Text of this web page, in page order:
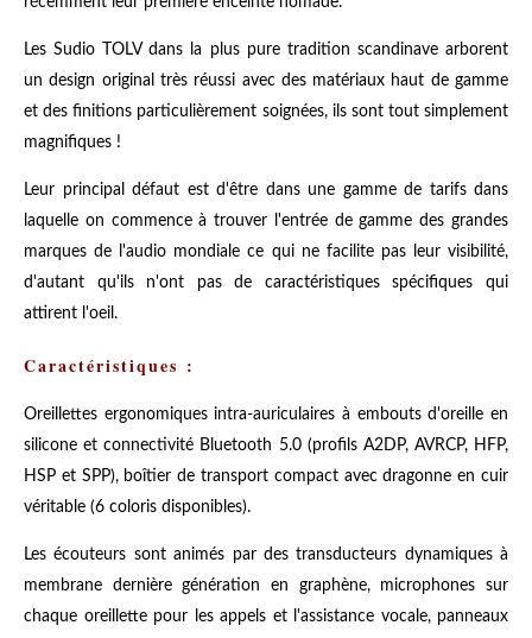
Les Sudio TOLV dans la plus pure tradition scandinave arborent
un design original très réussi avec des matériaux haut de gamme
et des finitions particulièrement soignées, ils sont tout simplement
magnifiques !
Leur principal défaut est d'être dans une gamme de tarifs dans
laquelle on commence à trouver l'entrée de gamme des grandes
marques de l'audio mondiale ce qui ne facilite pas leur visibilité,
d'autant qu'ils n'ont pas de caractéristiques spécifiques qui
attirent l'oeil.
Caractéristiques :
Oreillettes ergonomiques intra-auriculaires à embouts d'oreille en
silicone et connectivité Bluetooth 5.0 (profils A2DP, AVRCP, HFP,
HSP et SPP), boîtier de transport compact avec dragonne en cuir
véritable (6 coloris disponibles).
Les écouteurs sont animés par des transducteurs dynamiques à
membrane dernière génération en graphène, microphones sur
chaque oreillette pour les appels et l'assistance vocale, panneaux